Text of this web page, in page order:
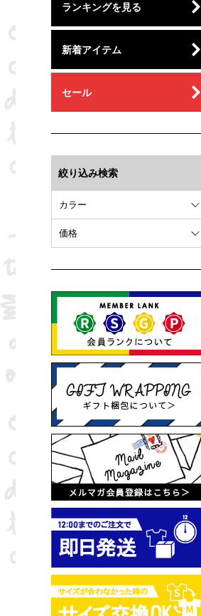
ランキングを見る
新着アイテム
セール
絞り込み検索
カラー
ピンク
ブラック
ブルー
グリーン
イエロー
グレー
パープル
ベージュ
価格
20,001円 ～